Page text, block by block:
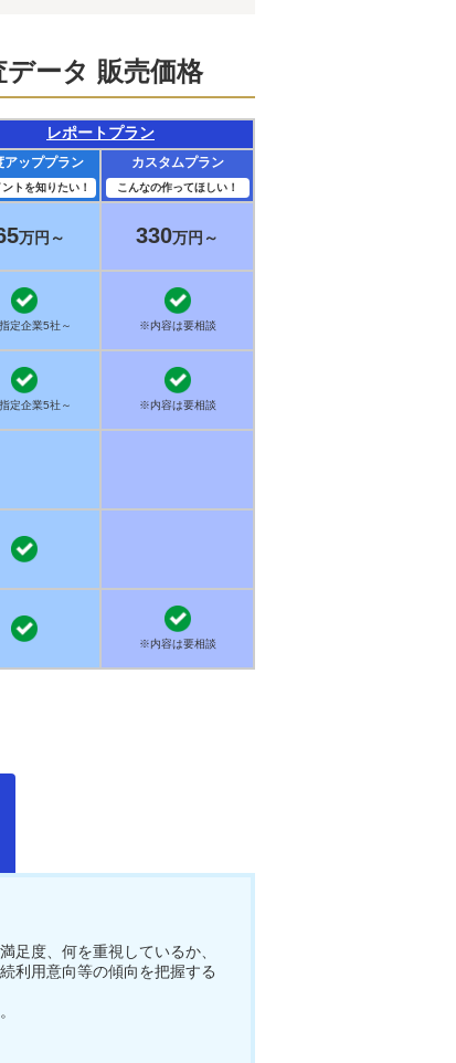
ータ 販売価格
レポートプラン
アッププラン
トを知りたい！
カスタムプラン
こんなの作ってほしい！
万円～ 330万円～
定企業5社～ ※内容は要相談
定企業5社～ ※内容は要相談
※内容は要相談
足度、何を重視しているか、
利用意向等の傾向を把握する